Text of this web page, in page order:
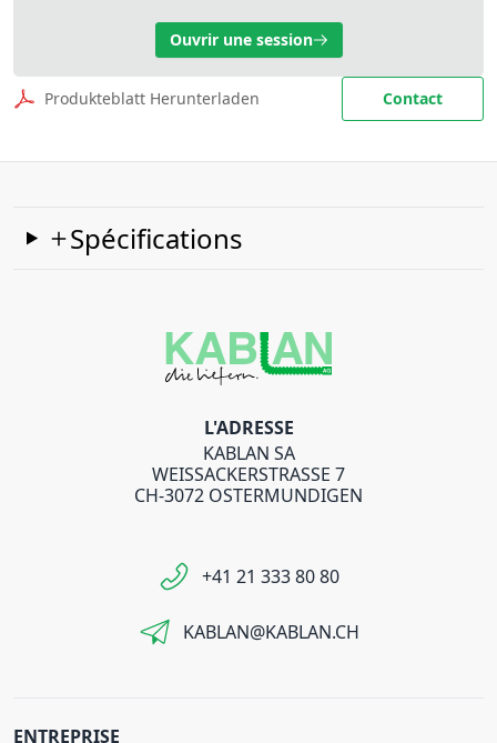
Ouvrir une session
Produkteblatt Herunterladen Contact
Spécifications
L'ADRESSE
KABLAN SA
WEISSACKERSTRASSE 7
CH-3072 OSTERMUNDIGEN
+41 21 333 80 80
KABLAN@KABLAN.CH
ENTREPRISE